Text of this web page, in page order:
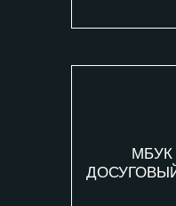
МБУК